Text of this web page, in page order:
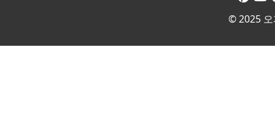
© 2025 오